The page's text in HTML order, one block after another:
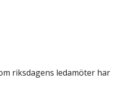
riksdagens ledamöter har